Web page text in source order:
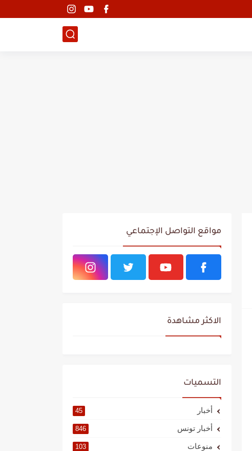
مواقع التواصل الإجتماعي
الاكثر مشاهدة
التسميات
أخبار 45
أخبار تونس 846
منوعات 103